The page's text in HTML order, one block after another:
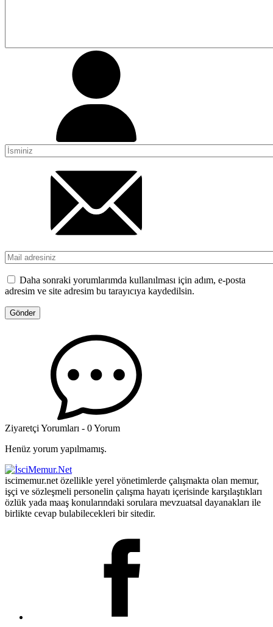
Daha sonraki yorumlarımda kullanılması için adım, e-posta
adresim ve site adresim bu tarayıcıya kaydedilsin.
Ziyaretçi Yorumları - 0 Yorum
Henüz yorum yapılmamış.
iscimemur.net özellikle yerel yönetimlerde çalışmakta olan memur,
işçi ve sözleşmeli personelin çalışma hayatı içerisinde karşılaştıkları
özlük yada maaş konularındaki sorulara mevzuatsal dayanakları ile
birlikte cevap bulabilecekleri bir sitedir.